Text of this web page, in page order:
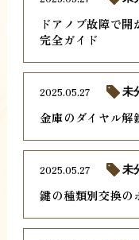
ドアノブ故障で
完全ガイド
金庫のダイヤル解
2025.05.27 未
鍵の種類別交換の
2025.05.27 未